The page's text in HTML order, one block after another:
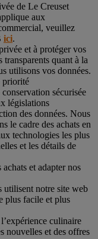
de Le Creuset
aux
veuillez
ici.
et à protéger vos
quant à la
utilisons vos données.
priorité
sécurisée
législations
des données. Nous
le cadre des achats en
technologies les plus
et les détails de
et adapter nos
utilisent notre site web
plus facile et plus
culinaire
nouvelles et des offres